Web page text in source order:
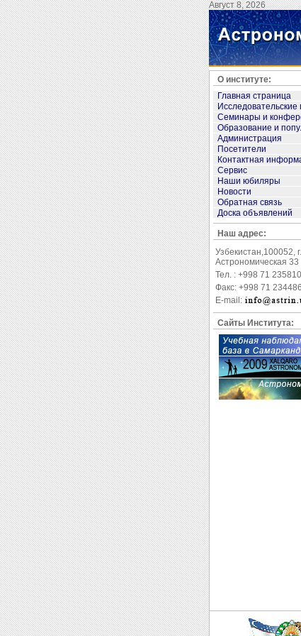
Август 8, 2026
О институте:
Главная страница
Исследовательские
Семинары и
Образование и
Администрация
Посетители
Контактная
Сервис
Наши юбиляры
Новости
Обратная связь
Доска объявлений
Наш адрес:
Узбекистан,100052,
Астрономическая 33
Тел. : +998 71
Факс: +998 71
E-mail:
Сайты Института: